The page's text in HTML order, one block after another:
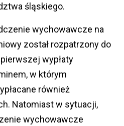
śląskiego.
wychowawcze na
został rozpatrzony do
wypłaty
w którym
również
Natomiast w sytuacji,
wychowawcze